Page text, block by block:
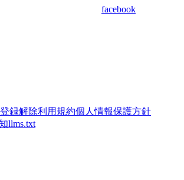
facebook
録解除利用規約個人情報保護方針
llms.txt